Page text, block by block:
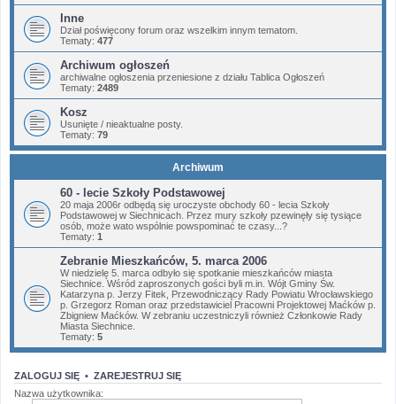
Inne
Dział poświęcony forum oraz wszelkim innym tematom.
Tematy: 477
Archiwum ogłoszeń
archiwalne ogłoszenia przeniesione z działu Tablica Ogłoszeń
Tematy: 2489
Kosz
Usunięte / nieaktualne posty.
Tematy: 79
Archiwum
60 - lecie Szkoły Podstawowej
20 maja 2006r odbędą się uroczyste obchody 60 - lecia Szkoły
Podstawowej w Siechnicach. Przez mury szkoły pzewinęły się tysiące
osób, może wato wspólnie powspominać te czasy...?
Tematy: 1
Zebranie Mieszkańców, 5. marca 2006
W niedzielę 5. marca odbyło się spotkanie mieszkańców miasta
Siechnice. Wśród zaproszonych gości byli m.in. Wójt Gminy Św.
Katarzyna p. Jerzy Fitek, Przewodniczący Rady Powiatu Wrocławskiego
p. Grzegorz Roman oraz przedstawiciel Pracowni Projektowej Maćków p.
Zbigniew Maćków. W zebraniu uczestniczyli również Członkowie Rady
Miasta Siechnice.
Tematy: 5
ZALOGUJ SIĘ • ZAREJESTRUJ SIĘ
Nazwa użytkownika: